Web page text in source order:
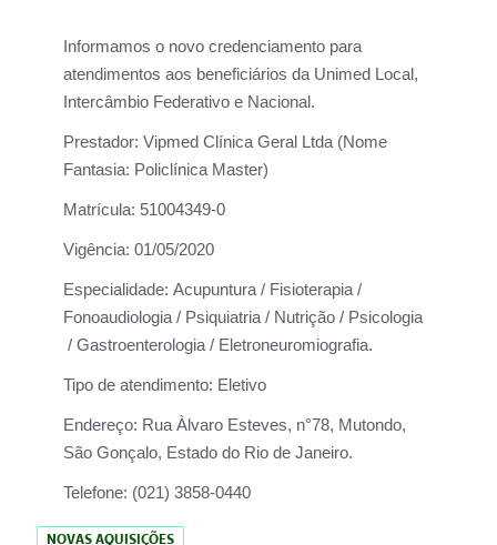
Informamos o novo credenciamento para
atendimentos aos beneficiários da Unimed Local,
Intercâmbio Federativo e Nacional.
Prestador: Vipmed Clínica Geral Ltda (Nome
Fantasia: Policlínica Master)
Matrícula: 51004349-0
Vigência: 01/05/2020
Especialidade: Acupuntura / Fisioterapia /
Fonoaudiologia / Psiquiatria / Nutrição / Psicologia
/ Gastroenterologia / Eletroneuromiografia.
Tipo de atendimento: Eletivo
Endereço: Rua Àlvaro Esteves, n°78, Mutondo,
São Gonçalo, Estado do Rio de Janeiro.
Telefone: (021) 3858-0440
NOVAS AQUISIÇÕES